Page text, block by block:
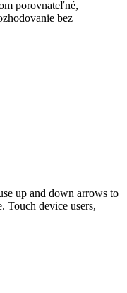
porovnateľné,
bez
up and down arrows to
Touch device users,